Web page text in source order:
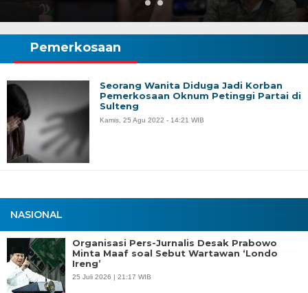
NASIONAL
Organisasi Pers-Jurnalis Desak Prabowo
Minta Maaf soal Sebut Wartawan ‘Londo
Ireng’
25 Juli 2026 | 21:17 WIB
Pemerkosaan
Seorang Wanita Diduga Jadi Korban
Pemerkosaan Oknum Petinggi Partai di
Sulteng
Kamis, 25 Agu 2022 - 14:21 WIB